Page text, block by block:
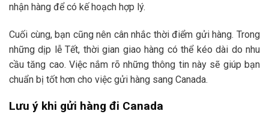
nhận hàng để có kế hoạch hợp lý.
Cuối cùng, bạn cũng nên cân nhắc thời điểm gửi hàng. Trong
những dịp lễ Tết, thời gian giao hàng có thể kéo dài do nhu
cầu tăng cao. Việc nắm rõ những thông tin này sẽ giúp bạn
chuẩn bị tốt hơn cho việc gửi hàng sang Canada.
Lưu ý khi gửi hàng đi Canada